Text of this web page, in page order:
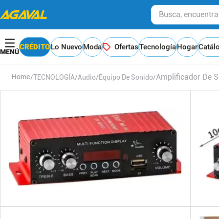
Busca, encuentra y
CRÉDITOLo NuevoModa OfertasTecnologíaHogar
TECNOLOGÍA Audio Equipo De Sonido Amplificador De